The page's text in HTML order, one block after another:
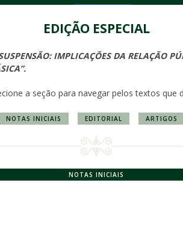
EDIÇÃO ESPECIAL
IMPLICAÇÕES DA RELAÇÃO
a seção para navegar pelos textos que
NOTAS INICIAIS EDITORIAL ARTIGOS
NOTAS INICIAIS